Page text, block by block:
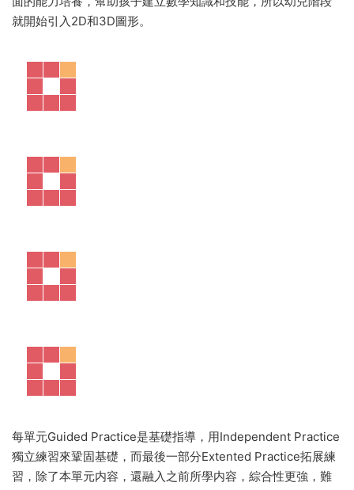
就開始引入2D和3D圖形。
每單元Guided Practice是基礎指導，用Independent Practice
獨立練習來鞏固基礎，而最後一部分Extented Practice拓展練
習，除了本單元内容，還融入之前所學内容，綜合性更強，難